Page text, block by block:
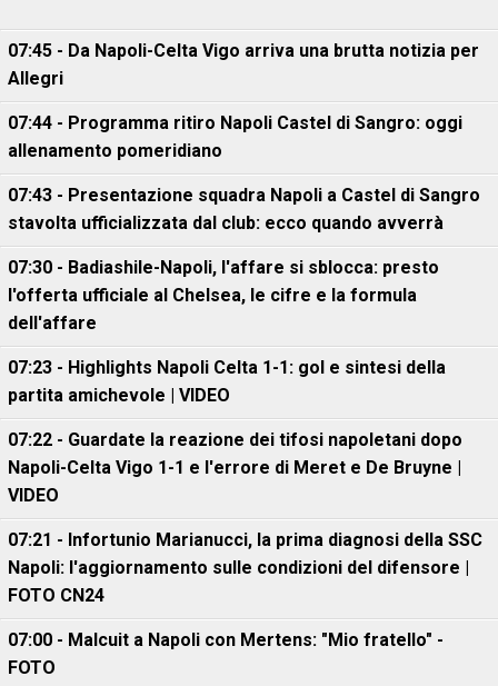
07:45 - Da Napoli-Celta Vigo arriva una brutta notizia per
Allegri
07:44 - Programma ritiro Napoli Castel di Sangro: oggi
allenamento pomeridiano
07:43 - Presentazione squadra Napoli a Castel di Sangro
stavolta ufficializzata dal club: ecco quando avverrà
07:30 - Badiashile-Napoli, l'affare si sblocca: presto
l'offerta ufficiale al Chelsea, le cifre e la formula
dell'affare
07:23 - Highlights Napoli Celta 1-1: gol e sintesi della
partita amichevole | VIDEO
07:22 - Guardate la reazione dei tifosi napoletani dopo
Napoli-Celta Vigo 1-1 e l'errore di Meret e De Bruyne |
VIDEO
07:21 - Infortunio Marianucci, la prima diagnosi della SSC
Napoli: l'aggiornamento sulle condizioni del difensore |
FOTO CN24
07:00 - Malcuit a Napoli con Mertens: "Mio fratello" -
FOTO